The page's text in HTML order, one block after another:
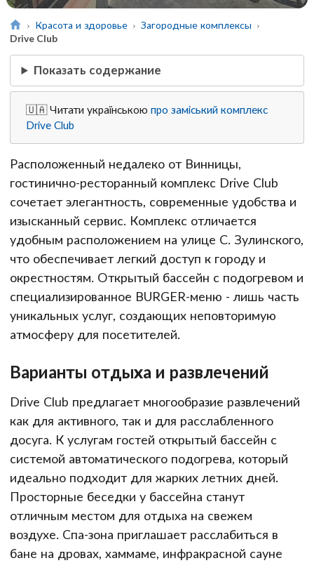
Красота и здоровье
Загородные комплексы
Drive Club
Показать содержание
🇺🇦 Читати українськоюпро заміський комплекс
Drive Club
Расположенный недалеко от Винницы,
гостинично-ресторанный комплекс Drive Club
сочетает элегантность, современные удобства и
изысканный сервис. Комплекс отличается
удобным расположением на улице С. Зулинского,
что обеспечивает легкий доступ к городу и
окрестностям. Открытый бассейн с подогревом и
специализированное BURGER-меню - лишь часть
уникальных услуг, создающих неповторимую
атмосферу для посетителей.
Варианты отдыха и развлечений
Drive Club предлагает многообразие развлечений
как для активного, так и для расслабленного
досуга. К услугам гостей открытый бассейн с
системой автоматического подогрева, который
идеально подходит для жарких летних дней.
Просторные беседки у бассейна станут
отличным местом для отдыха на свежем
воздухе. Спа-зона приглашает расслабиться в
бане на дровах, хаммаме, инфракрасной сауне